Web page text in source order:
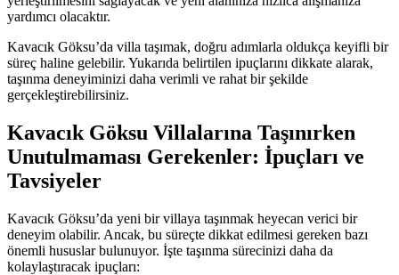
yardımcı olacaktır.
Kavacık Göksu’da villa taşımak, doğru adımlarla oldukça keyifli bir
süreç haline gelebilir. Yukarıda belirtilen ipuçlarını dikkate alarak,
taşınma deneyiminizi daha verimli ve rahat bir şekilde
gerçekleştirebilirsiniz.
Kavacık Göksu Villalarına Taşınırken
Unutulmaması Gerekenler: İpuçları ve
Tavsiyeler
Kavacık Göksu’da yeni bir villaya taşınmak heyecan verici bir
deneyim olabilir. Ancak, bu süreçte dikkat edilmesi gereken bazı
önemli hususlar bulunuyor. İşte taşınma sürecinizi daha da
kolaylaştıracak ipuçları: